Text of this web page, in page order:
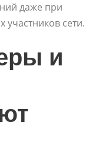
даже при
участников сети.
и